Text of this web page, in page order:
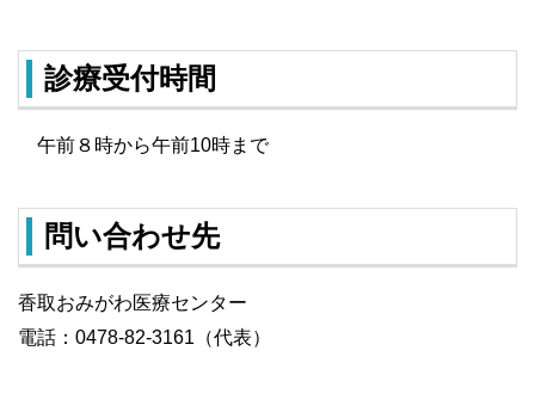
診療受付時間
午前８時から午前10時まで
問い合わせ先
香取おみがわ医療センター
電話：0478-82-3161（代表）